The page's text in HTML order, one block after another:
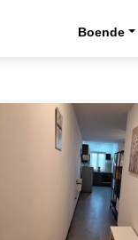
Boende